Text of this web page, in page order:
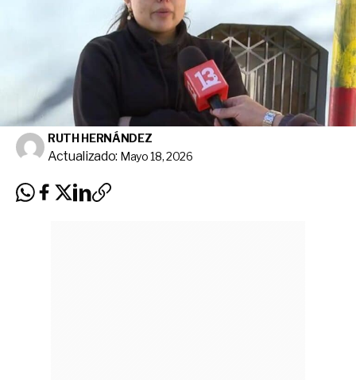
RUTH HERNÁNDEZ
Actualizado: Mayo 18, 2026